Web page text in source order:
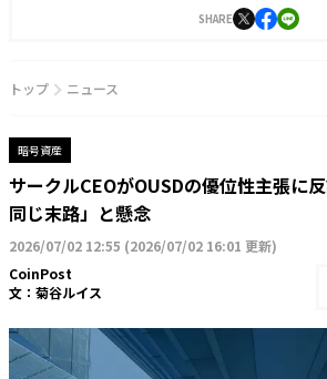
SHARE
トップ ニュース
暗号資産
サークルCEOがOUSDの優位性主張に
同じ末路」と懸念
2026/07/02 12:55 (2026/07/02 16:01 更新)
CoinPost
文： 菊谷ルイス